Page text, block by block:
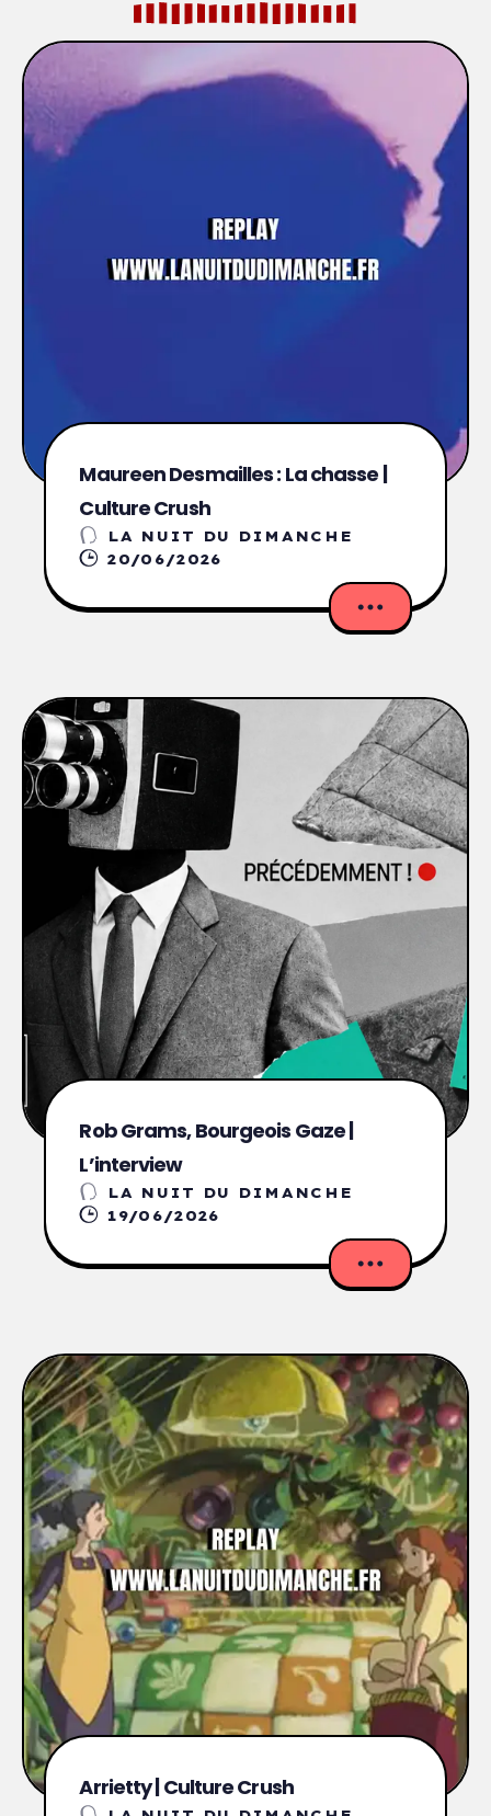
Maureen Desmailles : La chasse |
Culture Crush
LA NUIT DU DIMANCHE
20/06/2026
Rob Grams, Bourgeois Gaze |
L’interview
LA NUIT DU DIMANCHE
19/06/2026
Arrietty | Culture Crush